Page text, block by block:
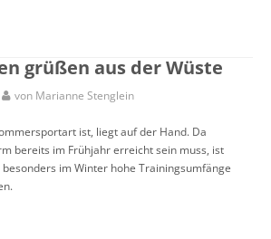
grüßen aus der Wüste
von Marianne Stenglein
ist, liegt auf der Hand. Da
bereits im Frühjahr erreicht sein muss, ist
im Winter hohe Trainingsumfänge